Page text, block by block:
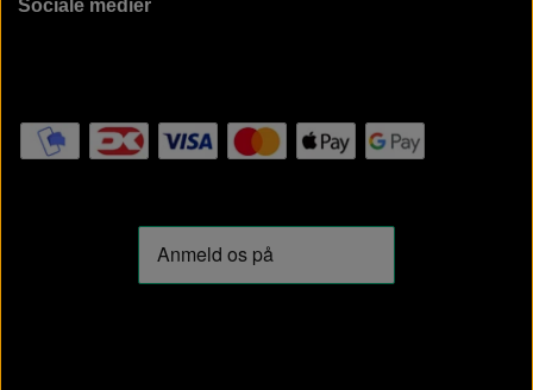
Sociale medier